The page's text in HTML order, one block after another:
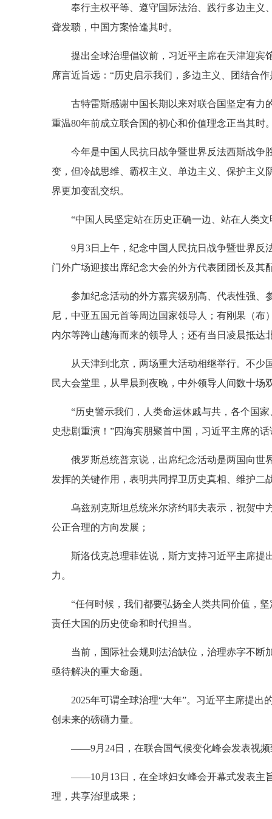
奉行主权平等、遵守国际法治、践行多边主
聋发聩，中国方案恰逢其时。
提出全球治理倡议前，习近平主席在天津迎宾
席言近旨远：“历史启示我们，多边主义、团结合
古特雷斯感谢中国长期以来对联合国坚定有力
重温80年前成立联合国的初心和价值理念正当其时
今年是中国人民抗日战争暨世界反法西斯战争
变，但冷战思维、霸权主义、单边主义、保护主
界更加变乱交织。
“中国人民坚定站在历史正确一边、站在人类
9月3日上午，纪念中国人民抗日战争暨世界
门外广场迎接出席纪念大会的外方代表团团长及其
参加纪念活动的外方嘉宾级别高、代表性强、
尼，中亚五国元首等周边国家领导人；有刚果（
内尔等跨山越海而来的领导人；还有当日凌晨抵
从天津到北京，两场重大活动相继举行。不少
民大会堂里，从早晨到夜晚，中外领导人间数十
“历史警示我们，人类命运休戚与共，各个国
史悲剧重演！”四海宾朋聚首中国，习近平主席的
俄罗斯总统普京说，出席纪念活动是两国向世
发挥的关键作用，表明共同捍卫历史真相、维护二
乌兹别克斯坦总统米尔济约耶夫表示，祝贺中
公正合理的方向发展；
斯洛伐克总理菲佐说，斯方支持习近平主席提
力。
“任何时候，我们都要弘扬全人类共同价值，
责任大国的历史使命和时代担当。
当前，国际社会规则法治缺位，治理赤字不
亟待解决的重大命题。
2025年可谓全球治理“大年”。习近平主席提
创未来的磅礴力量。
——9月24日，在联合国气候变化峰会发表视频
——10月13日，在全球妇女峰会开幕式发表主
理，共享治理成果；